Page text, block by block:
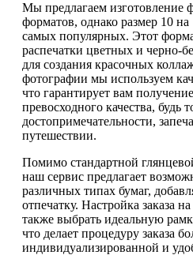
Мы предлагаем изготовление
форматов, однако размер 10 на
самых популярных. Этот
распечатки цветных и черно-
для создания красочных
фотографии мы используем
что гарантирует вам
превосходного качества, будь
достопримечательности,
путешествии.
Помимо стандартной
наш сервис предлагает
различных типах бумаг,
отпечатку. Настройка заказа
также выбрать идеальную
что делает процедуру заказа
индивидуализированной и